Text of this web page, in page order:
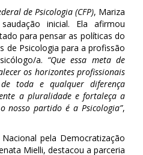
de Psicologia (CFP), Mariza
inicial. Ela afirmou
para pensar as políticas do
de Psicologia para a profissão
a. “Que essa meta de
os horizontes profissionais
toda e qualquer diferença
a pluralidade e fortaleça a
nosso partido é a Psicologia”,
pela Democratização
Mielli, destacou a parceria